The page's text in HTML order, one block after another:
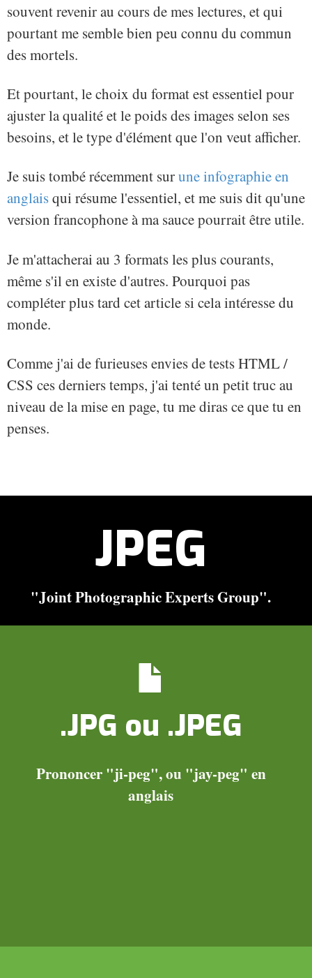
souvent revenir au cours de mes lectures, et qui
pourtant me semble bien peu connu du commun
des mortels.
Et pourtant, le choix du format est essentiel pour
ajuster la qualité et le poids des images selon ses
besoins, et le type d'élément que l'on veut afficher.
Je suis tombé récemment surune infographie en
anglaisqui résume l'essentiel, et me suis dit qu'une
version francophone à ma sauce pourrait être utile.
Je m'attacherai au 3 formats les plus courants,
même s'il en existe d'autres. Pourquoi pas
compléter plus tard cet article si cela intéresse du
monde.
Comme j'ai de furieuses envies de tests HTML /
CSS ces derniers temps, j'ai tenté un petit truc au
niveau de la mise en page, tu me diras ce que tu en
penses.
JPEG
"Joint Photographic Experts Group".
.JPG ou .JPEG
Prononcer "ji-peg", ou "jay-peg" en
anglais